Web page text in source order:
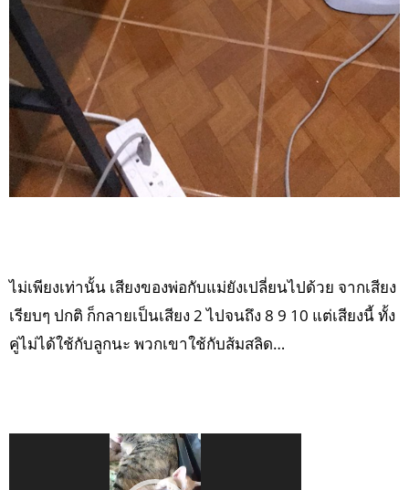
ไม่เพียงเท่านั้น เสียงของพ่อกับแม่ยังเปลี่ยนไปด้วย จากเสียง
เรียบๆ ปกติ ก็กลายเป็นเสียง 2 ไปจนถึง 8 9 10 แต่เสียงนี้ ทั้ง
คู่ไม่ได้ใช้กับลูกนะ พวกเขาใช้กับส้มสลิด…